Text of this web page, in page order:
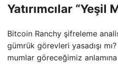
Yatırımcılar “Yeşil
Bitcoin Ranchy şifreleme
gümrük görevleri yasadışı
mumlar göreceğimiz anlamına